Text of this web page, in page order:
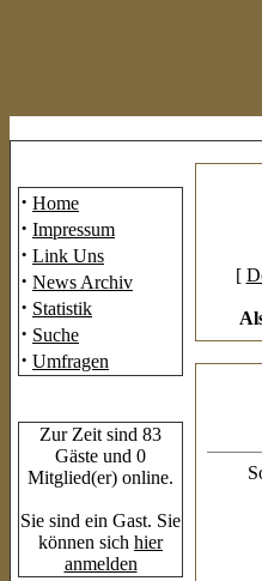
· Home
· Impressum
· Link Uns
· News Archiv
· Statistik
· Suche
· Umfragen
Zur Zeit sind 83
Gäste und 0
Mitglied(er) online.
Sie sind ein Gast. Sie
können sich hier
anmelden
[